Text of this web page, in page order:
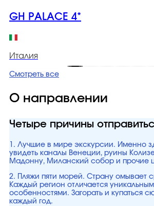
GH PALACE 4*
Италия
Смотреть все
О направлении
Четыре причины
1. Лучшие в мире экскурсии. Именно
увидеть каналы Венеции, руины
Мадонну, Миланский собор и прочие
2. Пляжи пяти морей. Страну омывает
Каждый регион отличается
особенностями. Загорать и купаться
каждый год.